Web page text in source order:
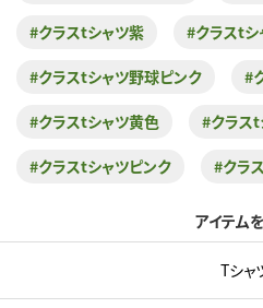
#クラスtシャツ紫 #クラスtシ
#クラスtシャツ野球ピンク #
#クラスtシャツ黄色 #クラスt
#クラスtシャツピンク #クラ
アイテム
Tシャ